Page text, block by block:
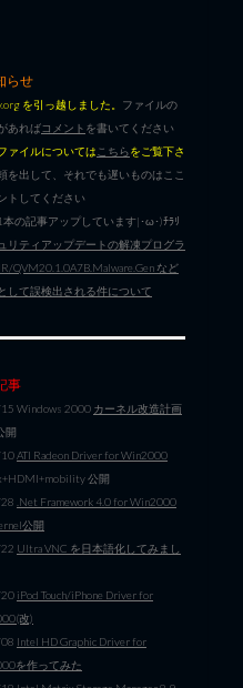
らせ
を引っ越しました。 ファイルの
あればコメント を書いてください
ァイルについては こちらをご覧下さ
を出して、それでも遅いものはここ
トしてください
本の記事アップしています|･ω･)ﾁﾗﾘ
リティアップデートの解凍プログラ
QVM20.1.0A7B.Malware.Gen など
して誤検出される件について
事
Windows 2000 カーネル改造計画
開
ATI Radeon Driver for Win2000
公開
.Net Framework 4.0 for Win2000
公開
Ultra VNC を日本語化してみまし
iPod Touch/iPhone Driver for
改)
Intel HD Graphic Driver for
を作ってみた